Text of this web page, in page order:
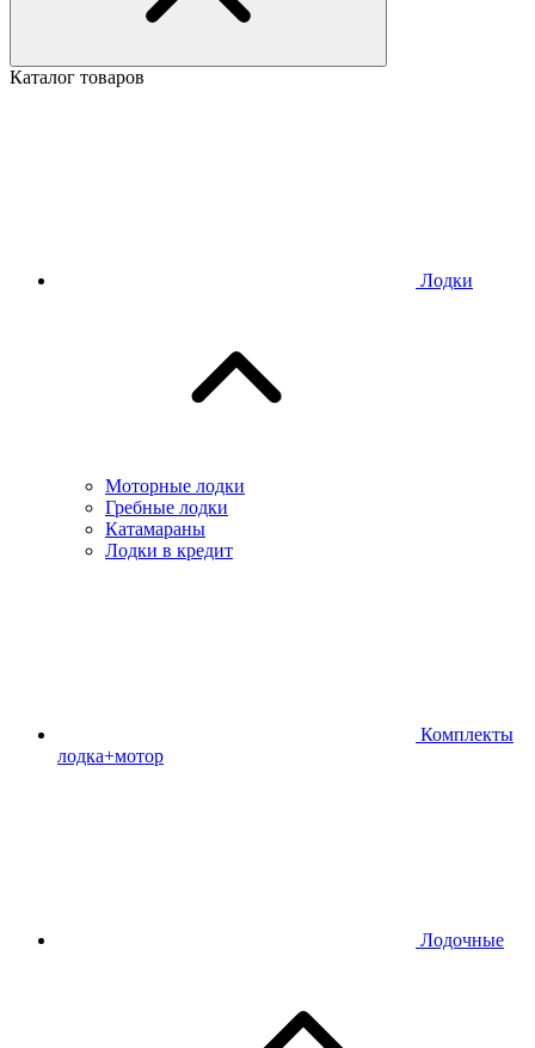
Каталог товаров
Лодки
Моторные лодки
Гребные лодки
Катамараны
Лодки в кредит
Комплекты
лодка+мотор
Лодочные